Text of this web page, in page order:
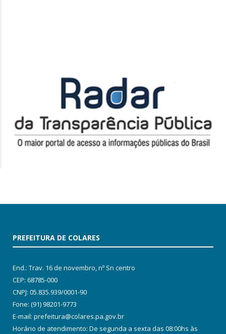
PREFEITURA DE COLARES
End.: Trav. 16 de novembro, nº Sn centro
CEP: 68785-000
CNPJ: 05.835.939/0001-90
Fone: (91) 98201-9773
E-mail: prefeitura@colares.pa.gov.br
Horário de atendimento: De segunda a sexta das 08:00hs às